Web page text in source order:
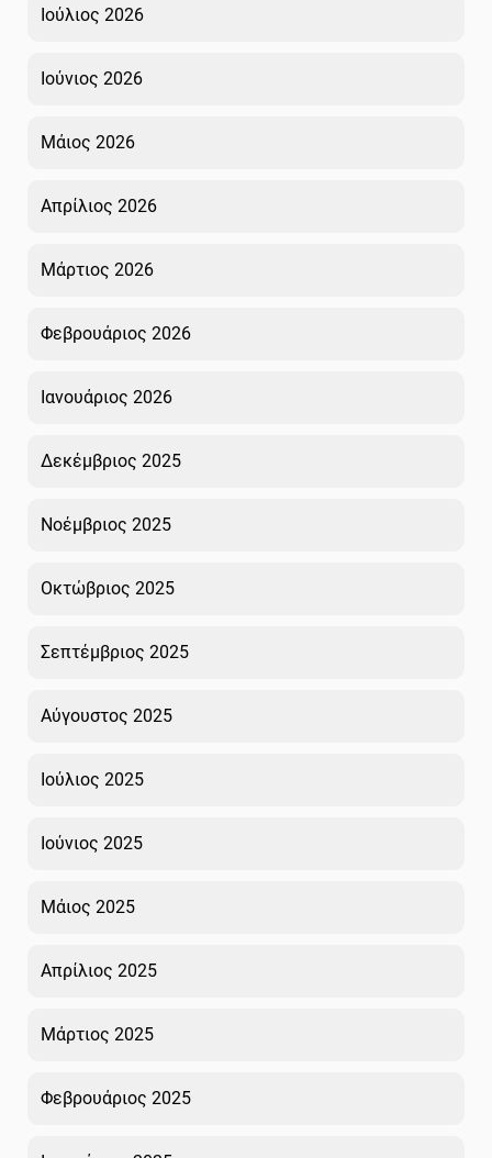
Ιούλιος 2026
Ιούνιος 2026
Μάιος 2026
Απρίλιος 2026
Μάρτιος 2026
Φεβρουάριος 2026
Ιανουάριος 2026
Δεκέμβριος 2025
Νοέμβριος 2025
Οκτώβριος 2025
Σεπτέμβριος 2025
Αύγουστος 2025
Ιούλιος 2025
Ιούνιος 2025
Μάιος 2025
Απρίλιος 2025
Μάρτιος 2025
Φεβρουάριος 2025